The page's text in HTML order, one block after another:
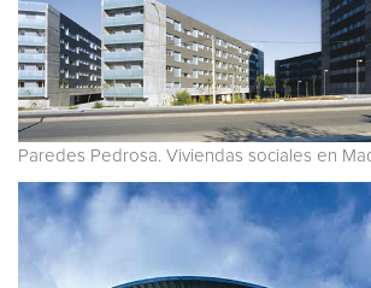
Paredes Pedrosa. Viviendas sociales en